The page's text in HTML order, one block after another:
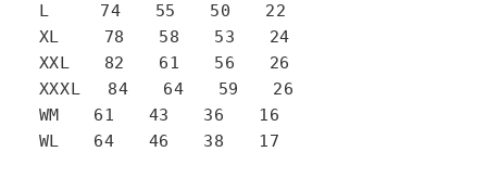
L 74 55 50 22
XL 78 58 53 24
XXL 82 61 56 26
XXXL 84 64 59 26
WM 61 43 36 16
WL 64 46 38 17